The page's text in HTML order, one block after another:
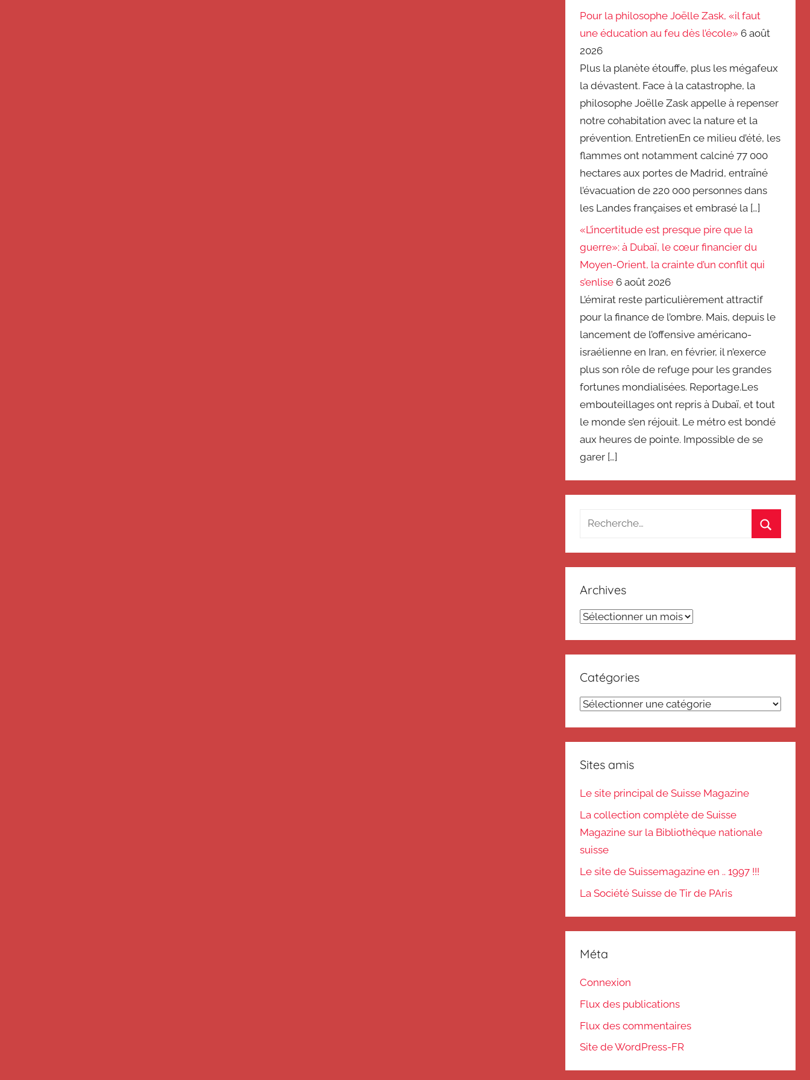
Pour la philosophe Joëlle Zask, «il faut
une éducation au feu dès l’école» 6 août
2026
Plus la planète étouffe, plus les mégafeux
la dévastent. Face à la catastrophe, la
philosophe Joëlle Zask appelle à repenser
notre cohabitation avec la nature et la
prévention. EntretienEn ce milieu d’été, les
flammes ont notamment calciné 77 000
hectares aux portes de Madrid, entraîné
l’évacuation de 220 000 personnes dans
les Landes françaises et embrasé la […]
«L’incertitude est presque pire que la
guerre»: à Dubaï, le cœur financier du
Moyen-Orient, la crainte d’un conflit qui
s’enlise 6 août 2026
L’émirat reste particulièrement attractif
pour la finance de l’ombre. Mais, depuis le
lancement de l’offensive américano-
israélienne en Iran, en février, il n’exerce
plus son rôle de refuge pour les grandes
fortunes mondialisées. Reportage.Les
embouteillages ont repris à Dubaï, et tout
le monde s’en réjouit. Le métro est bondé
aux heures de pointe. Impossible de se
garer […]
Recherche
:
Archives
Archives
Catégories
Catégories
Sites amis
Le site principal de Suisse Magazine
La collection complète de Suisse
Magazine sur la Bibliothèque nationale
suisse
Le site de Suissemagazine en .. 1997 !!!
La Société Suisse de Tir de PAris
Méta
Connexion
Flux des publications
Flux des commentaires
Site de WordPress-FR